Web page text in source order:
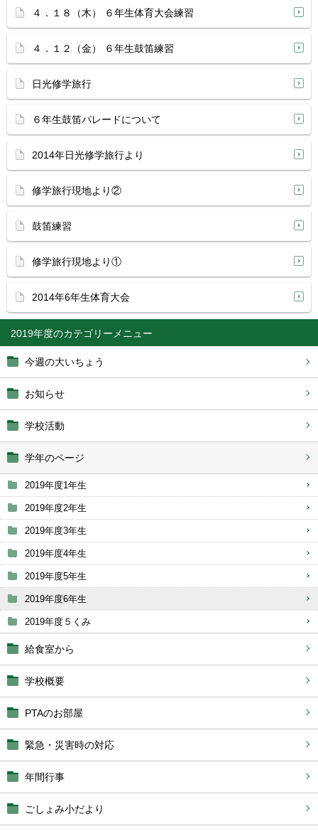
2019年度
今週の大いちょう
お知らせ
学校活動
学年のページ
2019年度1年生
2019年度2年生
2019年度3年生
2019年度4年生
2019年度5年生
2019年度6年生
2019年度５くみ
給食室から
学校概要
PTAのお部屋
緊急・災害時の対応
年間行事
ごしょみ小だより
４．１８（木） ６年生体育大会練習
４．１２（金） ６年生鼓笛練習
日光修学旅行
６年生鼓笛パレードについて
2014年日光修学旅行より
修学旅行現地より②
鼓笛練習
修学旅行現地より①
2014年6年生体育大会